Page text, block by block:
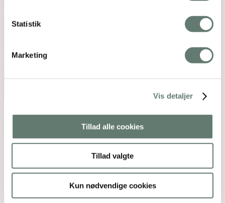
Statistik
Marketing
Vis detaljer
Tillad alle cookies
Tillad valgte
Kun nødvendige cookies
thumbnail (150x150)
Mothering Guiding | CVR 28237618 |
Handelsbetingelser
Copyright 2026 – Rose Maimonide. All Rights
Reserved. Webdesign byDIGITAL TALES.